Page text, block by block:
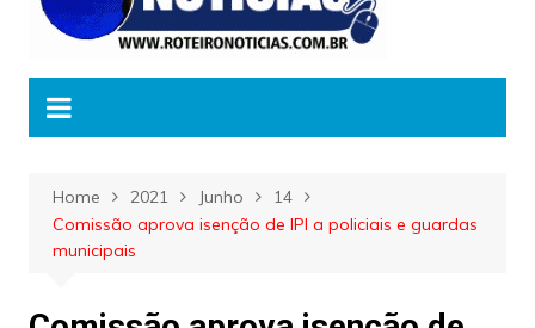
Home 2021 Junho
14
Comissão aprova isenção de IPI a policiais e guardas
municipais